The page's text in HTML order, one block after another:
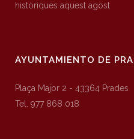
històriques aquest agost
AYUNTAMIENTO DE
Plaça Major 2 - 43364 Prades
Tel. 977 868 018